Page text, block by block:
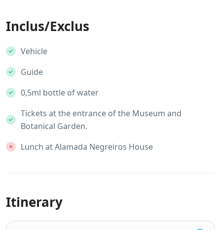
Inclus/Exclus
Vehicle
Guide
0,5ml bottle of water
Tickets at the entrance of the Museum and
Botanical Garden.
Lunch at Alamada Negreiros House
Itinerary